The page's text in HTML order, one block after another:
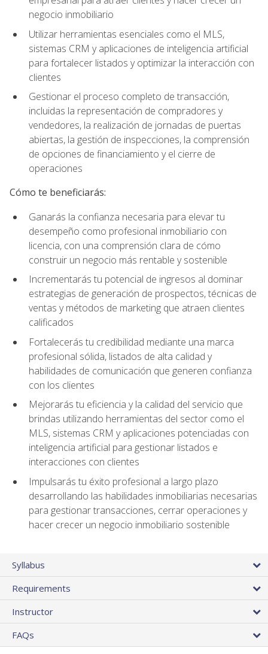
negocio inmobiliario
Utilizar herramientas esenciales como el MLS,
sistemas CRM y aplicaciones de inteligencia artificial
para fortalecer listados y optimizar la interacción con
clientes
Gestionar el proceso completo de transacción,
incluidas la representación de compradores y
vendedores, la realización de jornadas de puertas
abiertas, la gestión de inspecciones, la comprensión
de opciones de financiamiento y el cierre de
operaciones
Cómo te beneficiarás:
Ganarás la confianza necesaria para elevar tu
desempeño como profesional inmobiliario con
licencia, con una comprensión clara de cómo
construir un negocio más rentable y sostenible
Incrementarás tu potencial de ingresos al dominar
estrategias de generación de prospectos, técnicas de
ventas y métodos de marketing que atraen clientes
calificados
Fortalecerás tu credibilidad mediante una marca
profesional sólida, listados de alta calidad y
habilidades de comunicación que generen confianza
con los clientes
Mejorarás tu eficiencia y la calidad del servicio que
brindas utilizando herramientas del sector como el
MLS, sistemas CRM y aplicaciones potenciadas con
inteligencia artificial para gestionar listados e
interacciones con clientes
Impulsarás tu éxito profesional a largo plazo
desarrollando las habilidades inmobiliarias necesarias
para gestionar transacciones, cerrar operaciones y
hacer crecer un negocio inmobiliario sostenible
Syllabus
Requirements
Instructor
FAQs